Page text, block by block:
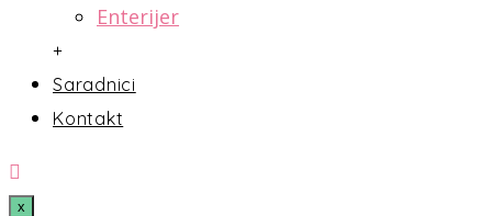
Enterijer
+
Saradnici
Kontakt
x